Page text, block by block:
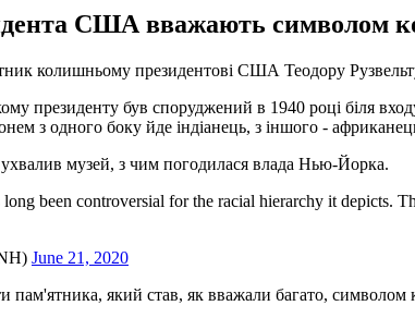
США вважають символом
колишньому президентові США Теодору
президенту був споруджений в 1940 році біля
з одного боку йде індіанець, з іншого -
музей, з чим погодилася влада Нью-Йорка.
been controversial for the racial hierarchy it depicts.
June 21, 2020
який став, як вважали багато, символом